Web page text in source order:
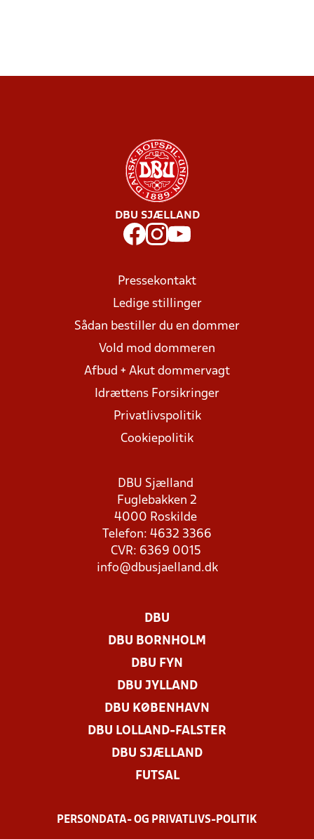
DBU SJÆLLAND
Pressekontakt
Ledige stillinger
Sådan bestiller du en dommer
Vold mod dommeren
Afbud + Akut dommervagt
Idrættens Forsikringer
Privatlivspolitik
Cookiepolitik
DBU Sjælland
Fuglebakken 2
4000 Roskilde
Telefon: 4632 3366
CVR: 6369 0015
info@dbusjaelland.dk
DBU
DBU BORNHOLM
DBU FYN
DBU JYLLAND
DBU KØBENHAVN
DBU LOLLAND-FALSTER
DBU SJÆLLAND
FUTSAL
PERSONDATA- OG PRIVATLIVS-POLITIK